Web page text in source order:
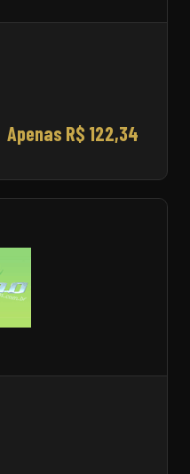
Apenas R$ 122,34